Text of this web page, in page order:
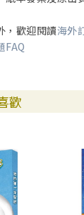
，歡迎閱讀海外
FAQ
歡